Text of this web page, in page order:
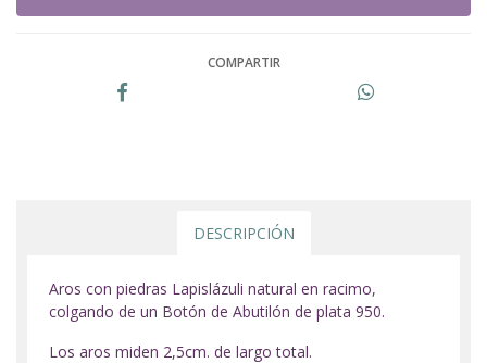
COMPARTIR
DESCRIPCIÓN
Aros con piedras Lapislázuli natural en racimo,
colgando de un Botón de Abutilón de plata 950.
Los aros miden 2,5cm. de largo total.